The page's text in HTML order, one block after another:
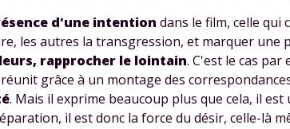
d'une intention dans le film, celle qui
les autres la transgression, et marquer une
rapprocher le lointain. C'est le cas par
grâce à un montage des
. Mais il exprime beaucoup plus que cela, il est
il est donc la force du désir, celle-là
vous pouvez consulternotre charte.
de recevoir les actualités et des
part de myMaxicours.
e-mail sera exclusivement utilisée pour vous